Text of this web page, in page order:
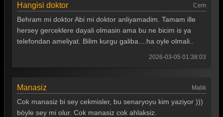
Hangisi doktor Cem
Behram mi doktor Abi mi doktor anliyamadim. Tamam ille
hersey gerceklere dayali olmasin ama bu ne bicim is ya
telefondan ameliyat. Bilim kurgu galiba....ha oyle olmali..
2026-03-05 01:38:03
Manasiz Malik
Cok manasiz bi sey cekmisler, bu senaryoyu kim yaziyor )))
böyle sey mi olur. Cok manasiz cok ahlaksiz.